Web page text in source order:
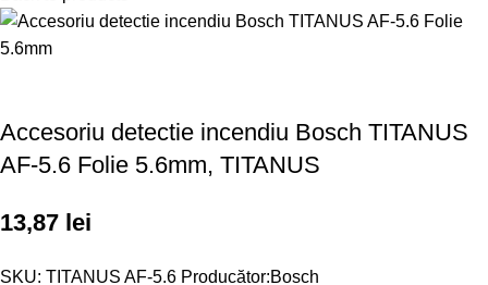
Accesoriu detectie incendiu Bosch TITANUS
AF-5.6 Folie 5.6mm, TITANUS
13,87 lei
SKU: TITANUS AF-5.6 Producător:Bosch